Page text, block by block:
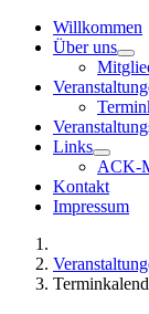
Willkommen
Über uns
Links
ACK-
Kontakt
Impressum